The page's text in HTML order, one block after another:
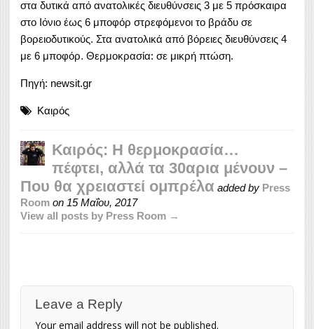
στα δυτικά από ανατολικές διευθύνσεις 3 με 5 πρόσκαιρα
στο Ιόνιο έως 6 μποφόρ στρεφόμενοι το βράδυ σε
βορειοδυτικούς. Στα ανατολικά από βόρειες διευθύνσεις 4
με 6 μποφόρ. Θερμοκρασία: σε μικρή πτώση.
Πηγή: newsit.gr
Καιρός
Καιρός: Η θερμοκρασία…
πέφτει, αλλά τα 30αρια μένουν –
Που θα χρειαστεί ομπρέλα added by Press
Room on 15 Μαΐου, 2017
View all posts by Press Room →
Leave a Reply
Your email address will not be published.